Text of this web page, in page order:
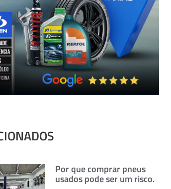
Por que comprar pneus
usados pode ser um risco.